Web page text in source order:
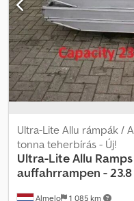
Almelo 1 085 km
Ultra-Lite Allu rámpák /
tonna teherbírás - Új!
Ultra-LiteAllu
auffahrrampen - 23.8